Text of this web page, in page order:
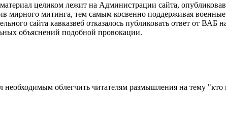
целиком лежит на Администрации сайта,
мирного митинга, тем самым косвенно поддерживая
сайта кавказвеб отказалось публиковать ответ от ВАБ
объяснений подобной провокации.
облегчить читателям размышления на тему "кто